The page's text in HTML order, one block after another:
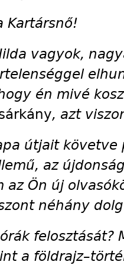
Kartársnő!
vagyok,
én mivé
, azt
útjait
az
az Ön új
néhány
felosztását?
a